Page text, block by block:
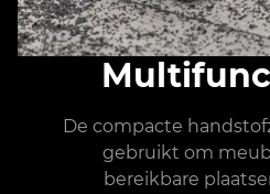
De compacte
gebruikt om
bereikbare